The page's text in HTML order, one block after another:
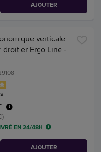
AJOUTER
verticale
droitier Ergo Line -
EN 24/48H
AJOUTER